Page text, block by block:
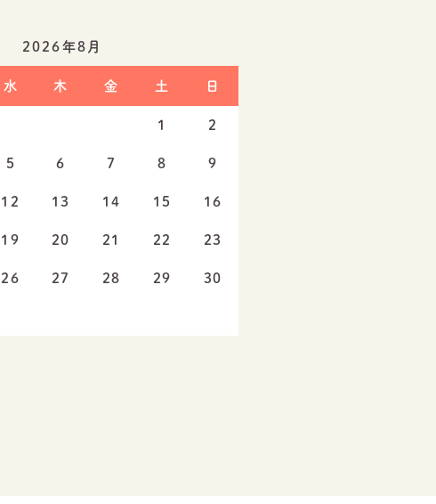
2026年8月
水 木 金 土 日
1 2
5 6 7 8 9
12 13 14 15 16
19 20 21 22 23
26 27 28 29 30